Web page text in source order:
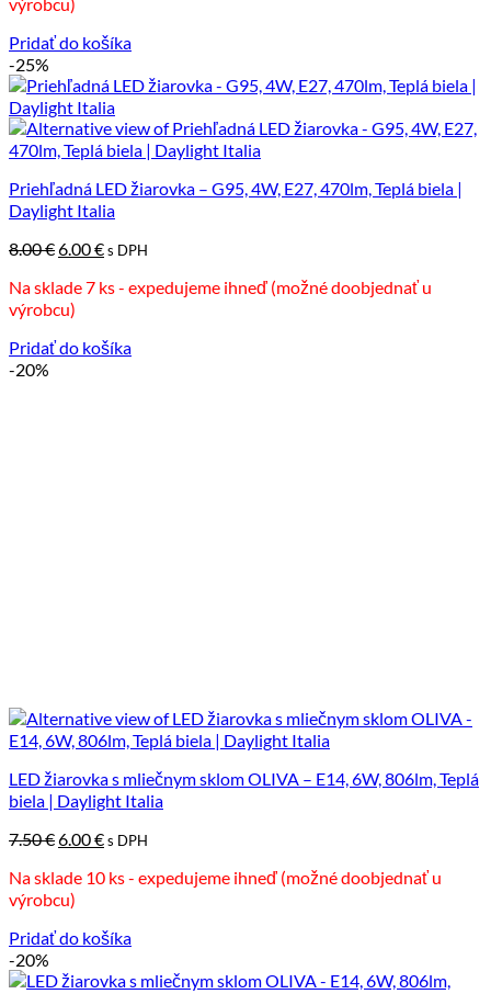
9.00 €.
Pridať do košíka
-25%
Priehľadná LED žiarovka – G95, 4W, E27, 470lm, Teplá biela |
Daylight Italia
8.00€Pôvodná
bola:
8.00 €.
6.00€Aktuálna
je:
s DPH
Na sklade 7 ks - expedujeme ihneď (možné doobjednať u
výrobcu)
Pridať do košíka
-20%
LED žiarovka s mliečnym sklom OLIVA – E14, 6W, 806lm, Teplá
biela | Daylight Italia
7.50€Pôvodná
bola:
7.50 €.
6.00€Aktuálna
je:
s DPH
Na sklade 10 ks - expedujeme ihneď (možné doobjednať u
výrobcu)
Pridať do košíka
-20%